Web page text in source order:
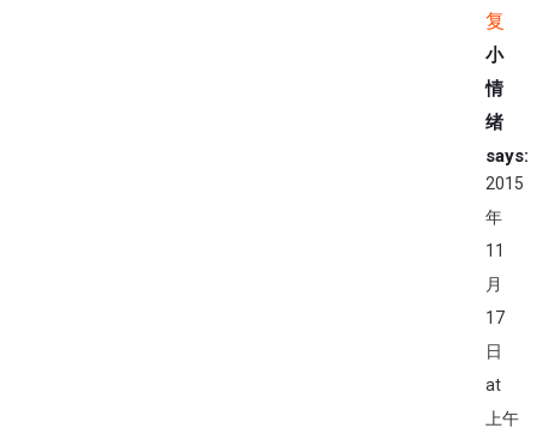
复
小
情
绪
says:
2015
年
11
月
17
日
at
上午